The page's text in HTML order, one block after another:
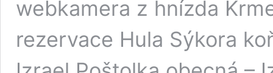
webkamera z hnízda
rezervace Hula Sýkora